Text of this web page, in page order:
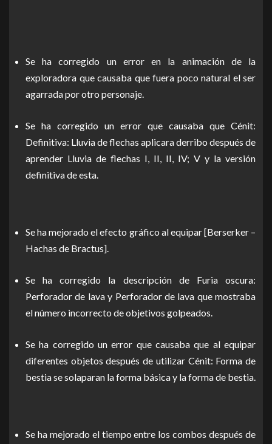
Se ha corregido un error en la animación de la
exploradora que causaba que fuera poco natural el ser
agarrada por otro personaje.
Se ha corregido un error que causaba que Cénit:
Definitiva: Lluvia de flechas aplicara derribo después de
aprender Lluvia de flechas I, II, II, IV; V y la versión
definitiva de esta.
Se ha mejorado el efecto gráfico al equipar [Berserker –
Hachas de Bractus].
Se ha corregido la descripción de Furia oscura:
Perforador de lava y Perforador de lava que mostraba
el número incorrecto de objetivos golpeados.
Se ha corregido un error que causaba que al equipar
diferentes objetos después de utilizar Cénit: Forma de
bestia se solaparan la forma básica y la forma de bestia.
Se ha mejorado el tiempo entre los combos después de